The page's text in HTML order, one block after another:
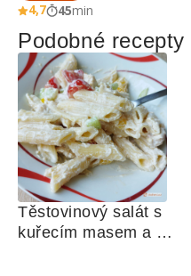
4,7 45min
Podobné recepty
Těstovinový salát s
kuřecím masem a